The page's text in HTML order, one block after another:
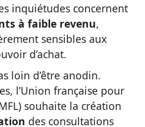
inquiétudes concernent
à faible revenu,
sensibles aux
d’achat.
loin d’être anodin.
l’Union française pour
souhaite la création
des consultations